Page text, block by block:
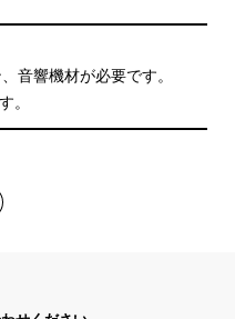
音響機材が必要です。
。